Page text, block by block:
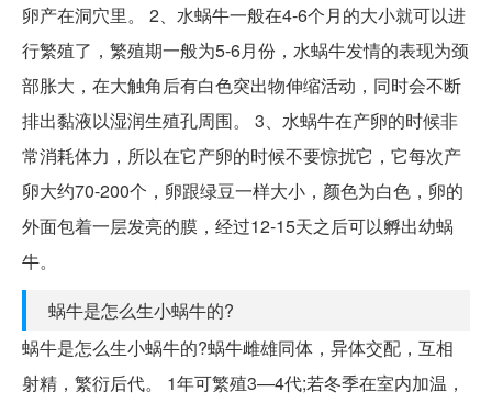
卵产在洞穴里。 2、水蜗牛一般在4-6个月的大小就可以进
行繁殖了，繁殖期一般为5-6月份，水蜗牛发情的表现为颈
部胀大，在大触角后有白色突出物伸缩活动，同时会不断
排出黏液以湿润生殖孔周围。 3、水蜗牛在产卵的时候非
常消耗体力，所以在它产卵的时候不要惊扰它，它每次产
卵大约70-200个，卵跟绿豆一样大小，颜色为白色，卵的
外面包着一层发亮的膜，经过12-15天之后可以孵出幼蜗
牛。
蜗牛是怎么生小蜗牛的?
蜗牛是怎么生小蜗牛的?蜗牛雌雄同体，异体交配，互相
射精，繁衍后代。 1年可繁殖3—4代;若冬季在室内加温，